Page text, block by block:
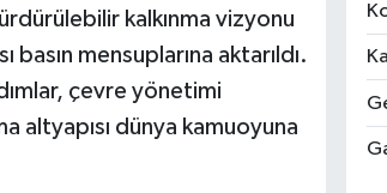
kalkınma vizyonu
mensuplarına aktarıldı.
çevre yönetimi
altyapısı dünya kamuoyuna